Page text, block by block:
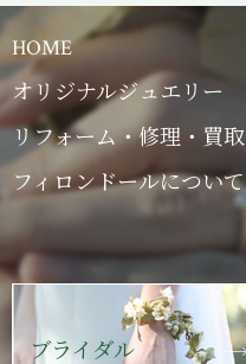
HOME
オリジナルジュエリー
リフォーム・修理・買取
フィロンドールについて
ブライダル